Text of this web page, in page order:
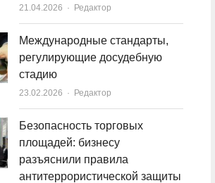
21.04.2026 Author
Редактор
Международные стандарты,
регулирующие досудебную
стадию
23.02.2026 Author
Редактор
Безопасность торговых
площадей: бизнесу
разъяснили правила
антитеррористической защиты